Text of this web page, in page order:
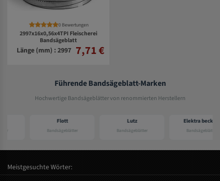
0 Bewertungen
2997x16x0,56x4TPI Fleischerei
Bandsägeblatt
Länge (mm) : 2997 7,71 €
Führende Bandsägeblatt-Marken
Hochwertige Bandsägeblätter von renommierten Herstellern
Bandsägeblätter Bandsägeblätter
Elektra beckum
Bandsägeblätter
Meistgesuchte Wörter: